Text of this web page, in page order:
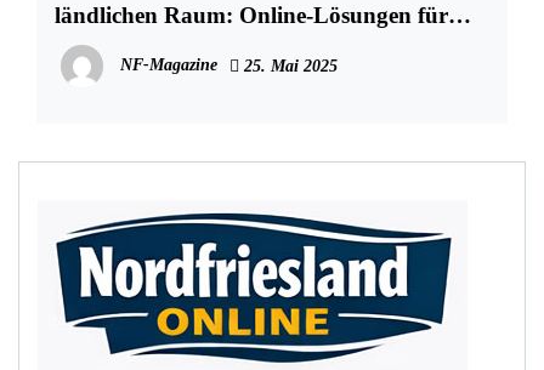
ländlichen Raum: Online-Lösungen für
Unternehmen
NF-Magazine 25. Mai 2025